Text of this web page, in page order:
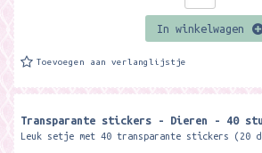
In winkelwagen
Toevoegen aan verlanglijstje
Transparante stickers - Dieren - 40
Leuk setje met 40 transparante stickers (20